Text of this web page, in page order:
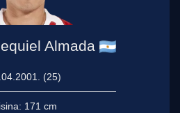
Almada
(25)
171 cm